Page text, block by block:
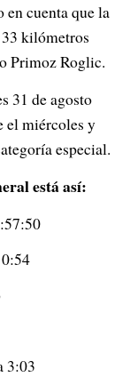
en cuenta que la
kilómetros
Primoz Roglic.
31 de agosto
el miércoles y
especial.
está así:
3:03